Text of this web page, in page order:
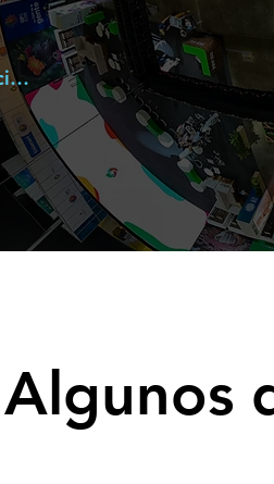
Más información
Algunos